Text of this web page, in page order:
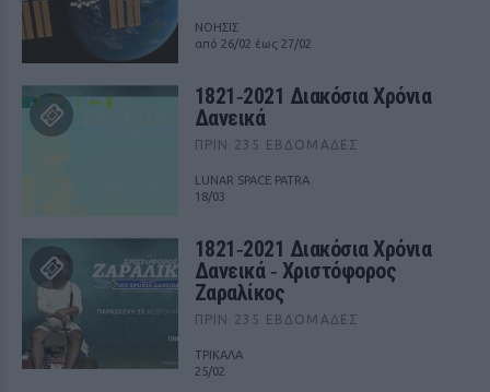
ΝΟΗΣΙΣ
από 26/02 έως 27/02
1821‑2021 Διακόσια Χρόνια
Δανεικά
ΠΡΙΝ 235 ΕΒΔΟΜΆΔΕΣ
LUNAR SPACE PATRA
18/03
1821‑2021 Διακόσια Χρόνια
Δανεικά ‑ Χριστόφορος
Ζαραλίκος
ΠΡΙΝ 235 ΕΒΔΟΜΆΔΕΣ
ΤΡΙΚΑΛΑ
25/02